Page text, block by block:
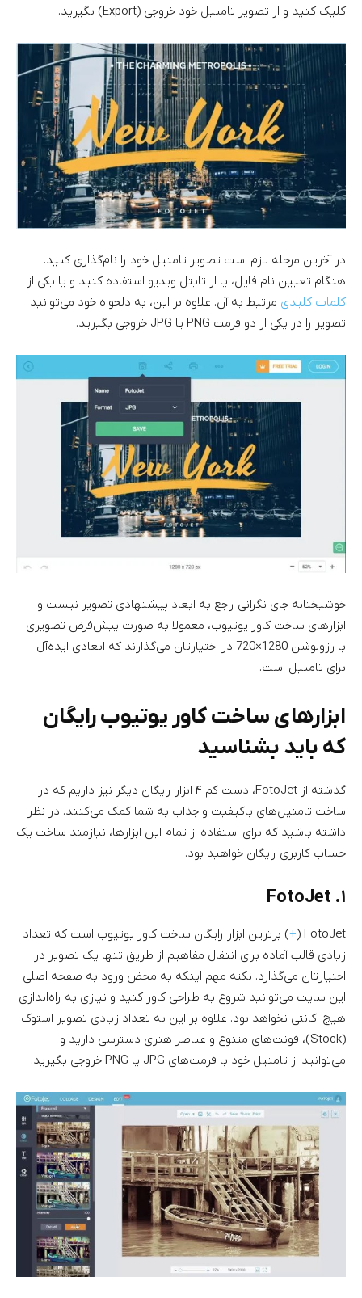
کلیک کنید و از تصویر تامنیل خود خروجی (Export) بگیرید.
در آخرین مرحله لازم است تصویر تامنیل خود را نام‌گذاری کنید.
هنگام تعیین نام فایل، یا از تایتل ویدیو استفاده کنید و یا یکی از
کلمات کلیدی مرتبط به آن. علاوه بر این، به دلخواه خود می‌توانید
تصویر را در یکی از دو فرمت PNG یا JPG خروجی بگیرید.
خوشبختانه جای نگرانی راجع به ابعاد پیشنهادی تصویر نیست و
ابزارهای ساخت کاور یوتیوب، معمولا به صورت پیش‌فرض تصویری
با رزولوشن 1280×720 در اختیارتان می‌گذارند که ابعادی ایده‌آل
برای تامنیل است.
ابزارهای ساخت کاور یوتیوب رایگان
که باید بشناسید
گذشته از FotoJet، دست کم ۴ ابزار رایگان دیگر نیز داریم که در
ساخت تامنیل‌های باکیفیت و جذاب به شما کمک می‌کنند. در نظر
داشته باشید که برای استفاده از تمام این ابزارها، نیازمند ساخت یک
حساب کاربری رایگان خواهید بود.
۱. FotoJet
FotoJet (
+) برترین ابزار رایگان ساخت کاور یوتیوب است که تعداد
زیادی قالب آماده برای انتقال مفاهیم از طریق تنها یک تصویر در
اختیارتان می‌گذارد. نکته مهم اینکه به محض ورود به صفحه اصلی
این سایت می‌توانید شروع به طراحی کاور کنید و نیازی به راه‌اندازی
هیچ اکانتی نخواهد بود. علاوه بر این به تعداد زیادی تصویر استوک
(Stock)، فونت‌های متنوع و عناصر هنری دسترسی دارید و
می‌توانید از تامنیل خود با فرمت‌های JPG یا PNG خروجی بگیرید.